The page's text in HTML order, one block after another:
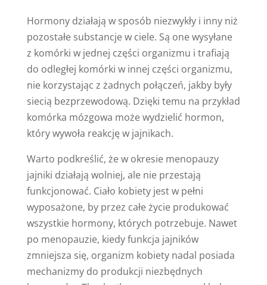
Hormony działają w sposób niezwykły i inny niż
pozostałe substancje w ciele. Są one wysyłane
z komórki w jednej części organizmu i trafiają
do odległej komórki w innej części organizmu,
nie korzystając z żadnych połączeń, jakby były
siecią bezprzewodową. Dzięki temu na przykład
komórka mózgowa może wydzielić hormon,
który wywoła reakcję w jajnikach.
Warto podkreślić, że w okresie menopauzy
jajniki działają wolniej, ale nie przestają
funkcjonować. Ciało kobiety jest w pełni
wyposażone, by przez całe życie produkować
wszystkie hormony, których potrzebuje. Nawet
po menopauzie, kiedy funkcja jajników
zmniejsza się, organizm kobiety nadal posiada
mechanizmy do produkcji niezbędnych